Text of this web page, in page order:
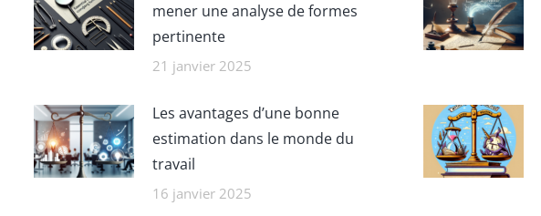
mener une analyse de formes
pertinente
21 janvier 2025
Les avantages d’une bonne
estimation dans le monde du
travail
16 janvier 2025